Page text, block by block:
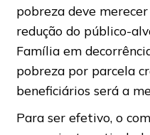
pobreza deve
redução do público-
Família em
pobreza por parcela
beneficiários será a
Para ser efetivo, o